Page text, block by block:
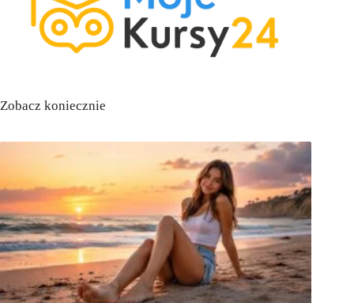
Zobacz koniecznie